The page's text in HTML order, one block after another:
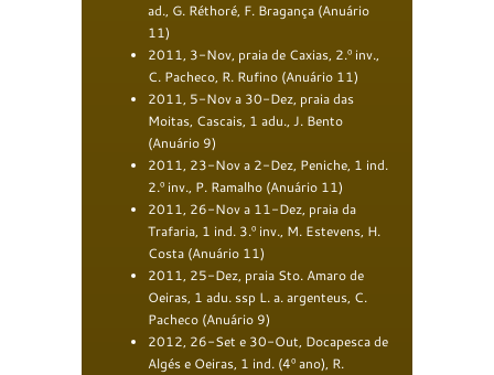
ad., G. Réthoré, F. Bragança (Anuário
11)
2011, 3-Nov, praia de Caxias, 2.º inv.,
C. Pacheco, R. Rufino (Anuário 11)
2011, 5-Nov a 30-Dez, praia das
Moitas, Cascais, 1 adu., J. Bento
(Anuário 9)
2011, 23-Nov a 2-Dez, Peniche, 1 ind.
2.º inv., P. Ramalho (Anuário 11)
2011, 26-Nov a 11-Dez, praia da
Trafaria, 1 ind. 3.º inv., M. Estevens, H.
Costa (Anuário 11)
2011, 25-Dez, praia Sto. Amaro de
Oeiras, 1 adu. ssp L. a. argenteus, C.
Pacheco (Anuário 9)
2012, 26-Set e 30-Out, Docapesca de
Algés e Oeiras, 1 ind. (4º ano), R.